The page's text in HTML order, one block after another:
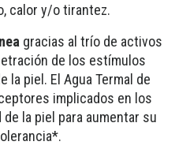
calor y/o tirantez.
gracias al trío de activos
de los estímulos
piel. El Agua Termal de
implicados en los
la piel para aumentar su